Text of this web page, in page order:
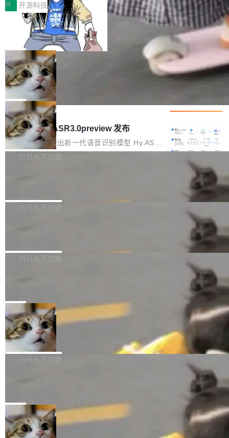
骤、编写代码。不挑模型、不挑平台，curl 一行
装完即用。 开源地址：Gitee · GitCode · GitHu
b 安装 支持 Java 8+（8~26）、macOS / Linu
x / Windows / Harmony PC。 # macOS / Linu
x / Harmony PC curl -fsSL https://solon.noea
r.org/solon...
程实践中，代码仓是企业核心知识资产的主要载
体。企业级代码仓库通常包含数十万乃至数百万
个文件，其规模远超单次模型调用可承载的上下
文窗口。随着项目规模的持续扩张与代码历史的
不断累积，代码仓中的模块关系、接口契约、业
务逻辑等关键信息往往分散于数十乃至数百个文
件之中，形成高度复杂的知识关联网络。传统的
代码检索手段（如关键词匹配、目录遍历）仅能
在语法层面完成文本定位，难以触及代码的语义
内涵与结构关联，导致开发者使用代码智能体在
理解大规模代码仓时面临显著"代码仓理解"瓶
颈。 代码仓深度理解服务（以下简称" CodeBas
e深度理解服务"）是华为云码道（CodeA...
开 开源科技
一条“删库”命令跑 17 小时，算法工程
师删光 89TB 数据只为干私活
最高人民检察院8月4日公布了一起案件：北京一
名90后算法工程师王某，为了给自己接的私活腾
服务器空间，删光了公司AI游戏部门的全部核心
数据。 王某2024年1月入职东城区某科技公司AI
短剧部门，有互联网大厂背景。在公司内部架构
调整期间，部门三次通知全员将数据从A集群迁
移到B集群，王某都回复了"收到"。 他没有迁移
数据。2024年9月3日下午4点，他使用此前登录
的账号密码进入A集群，输入了一条被程序员圈
称为"删库跑路"的命令——最高管理员权限、无
自研的多个文生3D和...
局
Cloudflare 分享推理优化实践：KV ca
che 量化 + 权重压缩，吞吐量提升 4
1%，成本降 30%
Kimi 和 GLM 是当前最强的大模型系列之一，但
它们有一个共同的问题：太吃显存了。月之暗面
的 Kimi K 系列和智谱的 GLM 都是长上下文、M
oE 架构的大模型，好用到让人上瘾，但 GPU 显
存永远不够用。 Cloudflare 的 Workers AI 团队
一直在跑这些模型的推理。他们在官方博客上发
整性保护。效果是：吞吐量提升 41%，每 token
局
腾讯混元 Hy ASR3.0preview 发布
腾讯混元正式推出新一代语音识别模型 Hy ASR
3.0preview。基于最新一代大语言模型 Hy3 的
让语音识别不再只是听清，而是真正听懂。通过
w 不要求标准普通话，方言识别覆盖粤语、吴语
白开水不加糖
新和少量网页兼容性修复版本。 Changes/fixe
容提供的字体时出现的几个问题 为避免音频加
质的最低采样率）的音频格式将被拒绝 修复了 C
SS 圆角虚线样式中可能存在的问题 如果表单中
的图像元素不在同一个子树中，则它们将不再关
联 加...
白开水不加糖
发布的 Release Notes，他利用 AI 工具（如 Co
最强的若干项。对于尚未正式发版的 PG 19，则
通过拉取过去一年内（从 PG 18 Beta1 时间点
至今）的所有 commit，同样交由 AI 分析提炼。
经过人工复核，准确度令人满意。这一方法也为
社区爱好者提供了高效跟踪新版本的思路。
白开水不加糖
维护工作一直与我的日常工作、家务、社交生活
和休闲娱乐竞争时间。" 这是 libexpat 维护者 S
ebastian Pipping 写在博客里的话。8 月 4 日，
他宣布了一个新消息：从 2026 年 8 月 1 日起，
他可以全职维护 libexpat 了，最长 6 个月。发
库之一。你的操作系统、浏览器、无数的基础设
施软件，很可能都在用它。而过去十年，维护它
的人一直在用业余...
局
Firefox 153.0.3 发布
Firefox 153.0.3 现已发布，具体更新内容如
下： New Smart Window 包含多项增强功能：
gi?id=2019042">Bug&nbsp;2019042</a>）</l
i> <li>现在，助手可以直接使用 Exa 的网络搜索
结果回答问题，而无需将问题转交给搜索引擎。
白开水不加糖
的 npm 包。项目的核心论点是：容器不适合 Ag
ent 计算。真正适合的，是 Isolate。 Cloudflare
工程师在这件事上没什么可谦虚的——他们用 W
局
OpenAI 公开邮件和聊天记录回应苹果